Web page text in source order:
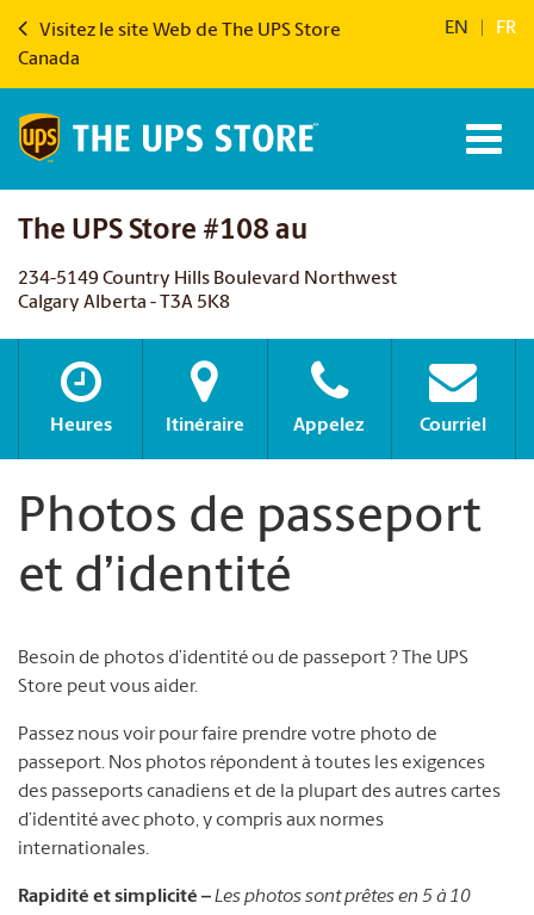
Visitez le site Web de The UPS Store
Canada
EN FR
The UPS Store #108 au
234-5149 Country Hills Boulevard Northwest
Calgary Alberta - T3A 5K8
Heures Itinéraire Appelez Courriel
Photos de passeport
et d’identité
Besoin de photos d’identité ou de passeport ? The UPS
Store peut vous aider.
Passez nous voir pour faire prendre votre photo de
passeport. Nos photos répondent à toutes les exigences
des passeports canadiens et de la plupart des autres cartes
d’identité avec photo, y compris aux normes
internationales.
Rapidité et simplicité –Les photos sont prêtes en 5 à 10